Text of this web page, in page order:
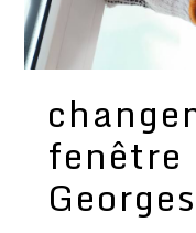
fenêtre